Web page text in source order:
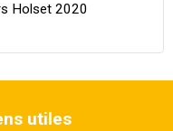
Holset 2020
utiles